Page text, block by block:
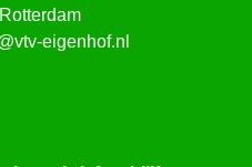
eigenhof.nl